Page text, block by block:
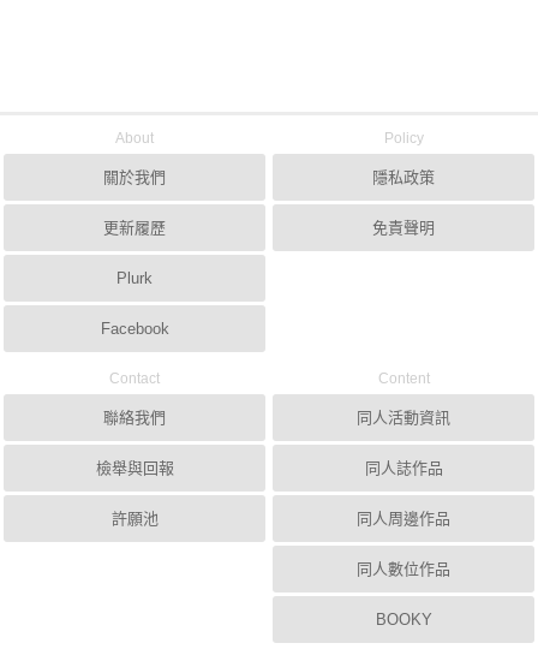
About
關於我們
更新履歷
Plurk
Facebook
Policy
隱私政策
免責聲明
Contact
聯絡我們
檢舉與回報
許願池
Content
同人活動資訊
同人誌作品
同人周邊作品
同人數位作品
BOOKY